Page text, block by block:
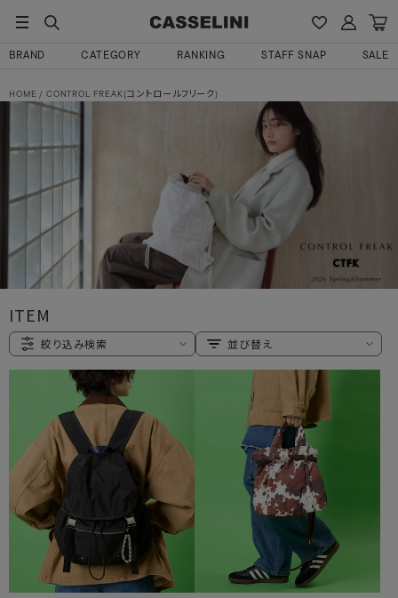
BRAND CATEGORY RANKING STAFF SNAP SALE
HOME CONTROL FREAK(コントロールフリーク)
ITEM
絞り込み検索 並び替え